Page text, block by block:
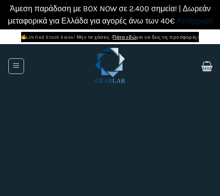
Άμεση παράδοση με BOX NOW σε 2.400 σημεία! | Δωρεάν
μεταφορικά για Ελλάδα για αγορές άνω των 40€ Απόρριψη
Μετάβαση
στο
περιεχόμενο
Limited Stock Sales! Μην τα χάσεις -Πάτα εδώγια να δεις τις προσφορές!